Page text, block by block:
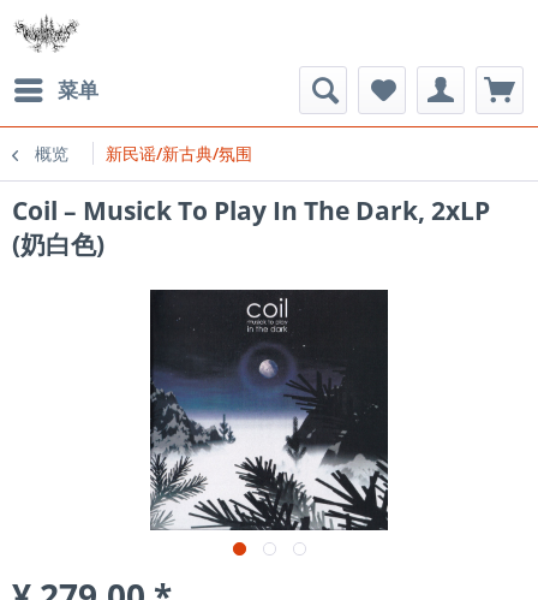
菜单
概览 新民谣/新古典/氛围
Coil – Musick To Play In The Dark, 2xLP
(奶白色)